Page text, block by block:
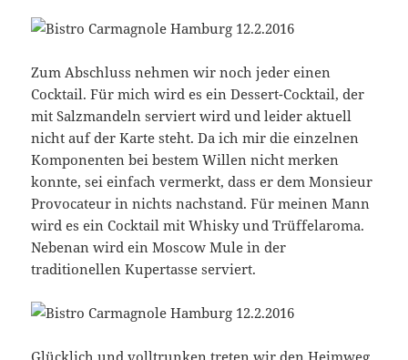
Zum Abschluss nehmen wir noch jeder einen
Cocktail. Für mich wird es ein Dessert-Cocktail, der
mit Salzmandeln serviert wird und leider aktuell
nicht auf der Karte steht. Da ich mir die einzelnen
Komponenten bei bestem Willen nicht merken
konnte, sei einfach vermerkt, dass er dem Monsieur
Provocateur in nichts nachstand. Für meinen Mann
wird es ein Cocktail mit Whisky und Trüffelaroma.
Nebenan wird ein Moscow Mule in der
traditionellen Kupertasse serviert.